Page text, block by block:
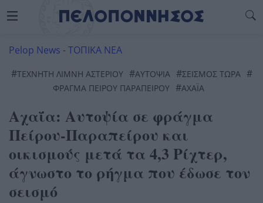
Pelop News -ΤΟΠΙΚΑ ΝΕΑ
#ΤΕΧΝΗΤΗ ΛΙΜΝΗ ΑΣΤΕΡΙΟΥ #ΑΥΤΟΨΊΑ #ΣΕΙΣΜΌΣ ΤΏΡΑ #
ΦΡΆΓΜΑ ΠΕΊΡΟΥ ΠΑΡΑΠΕΊΡΟΥ #ΑΧΑΪ́Α
Αχαΐα: Αυτοψία σε φράγμα
Πείρου-Παραπείρου και
οικισμούς μετά τα 4,3 Ρίχτερ,
άγνωστο το ρήγμα που έδωσε τον
σεισμό